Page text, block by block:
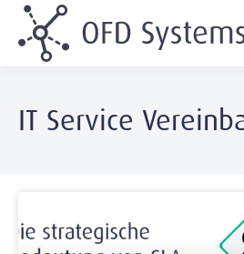
IT Service